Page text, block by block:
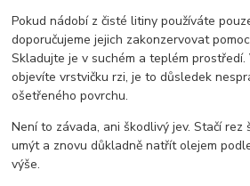
Pokud nádobí z čisté litiny používáte
doporučujeme jejich zakonzervovat
Skladujte je v suchém a teplém prostředí.
objevíte vrstvičku rzi, je to důsledek
ošetřeného povrchu.
Není to závada, ani škodlivý jev. Stačí
umýt a znovu důkladně natřít olejem
výše.